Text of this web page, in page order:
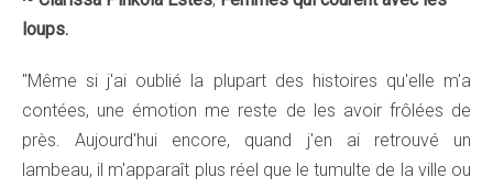
loups.
"Même si j'ai oublié la plupart des histoires qu'elle m'a
contées, une émotion me reste de les avoir frôlées de
près. Aujourd'hui encore, quand j'en ai retrouvé un
lambeau, il m'apparaît plus réel que le tumulte de la ville ou